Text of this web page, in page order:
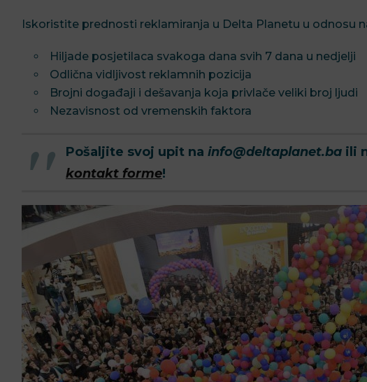
Iskoristite prednosti reklamiranja u Delta Planetu u odnosu
Hiljade posjetilaca svakoga dana svih 7 dana u nedjelji
Odlična vidljivost reklamnih pozicija
Brojni događaji i dešavanja koja privlače veliki broj ljudi
Nezavisnost od vremenskih faktora
Pošaljite svoj upit na info@deltaplanet.ba ili
kontakt forme!